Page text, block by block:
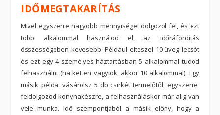
IDŐMEGTAKARÍTÁS
Mivel egyszerre nagyobb mennyiséget dolgozol fel, és ezt
több alkalommal használod el, az időráfordítás
összességében kevesebb. Például elteszel 10 üveg lecsót
és ezt egy 4 személyes háztartásban 5 alkalommal tudod
felhasználni (ha ketten vagytok, akkor 10 alkalommal). Egy
másik példa: vásárolsz 5 db csirkét termelőtől, egyszerre
feldolgozod konyhakészre, a felhasználáskor már alig van
vele munka. Idő szempontjából a másik előny, hogy a